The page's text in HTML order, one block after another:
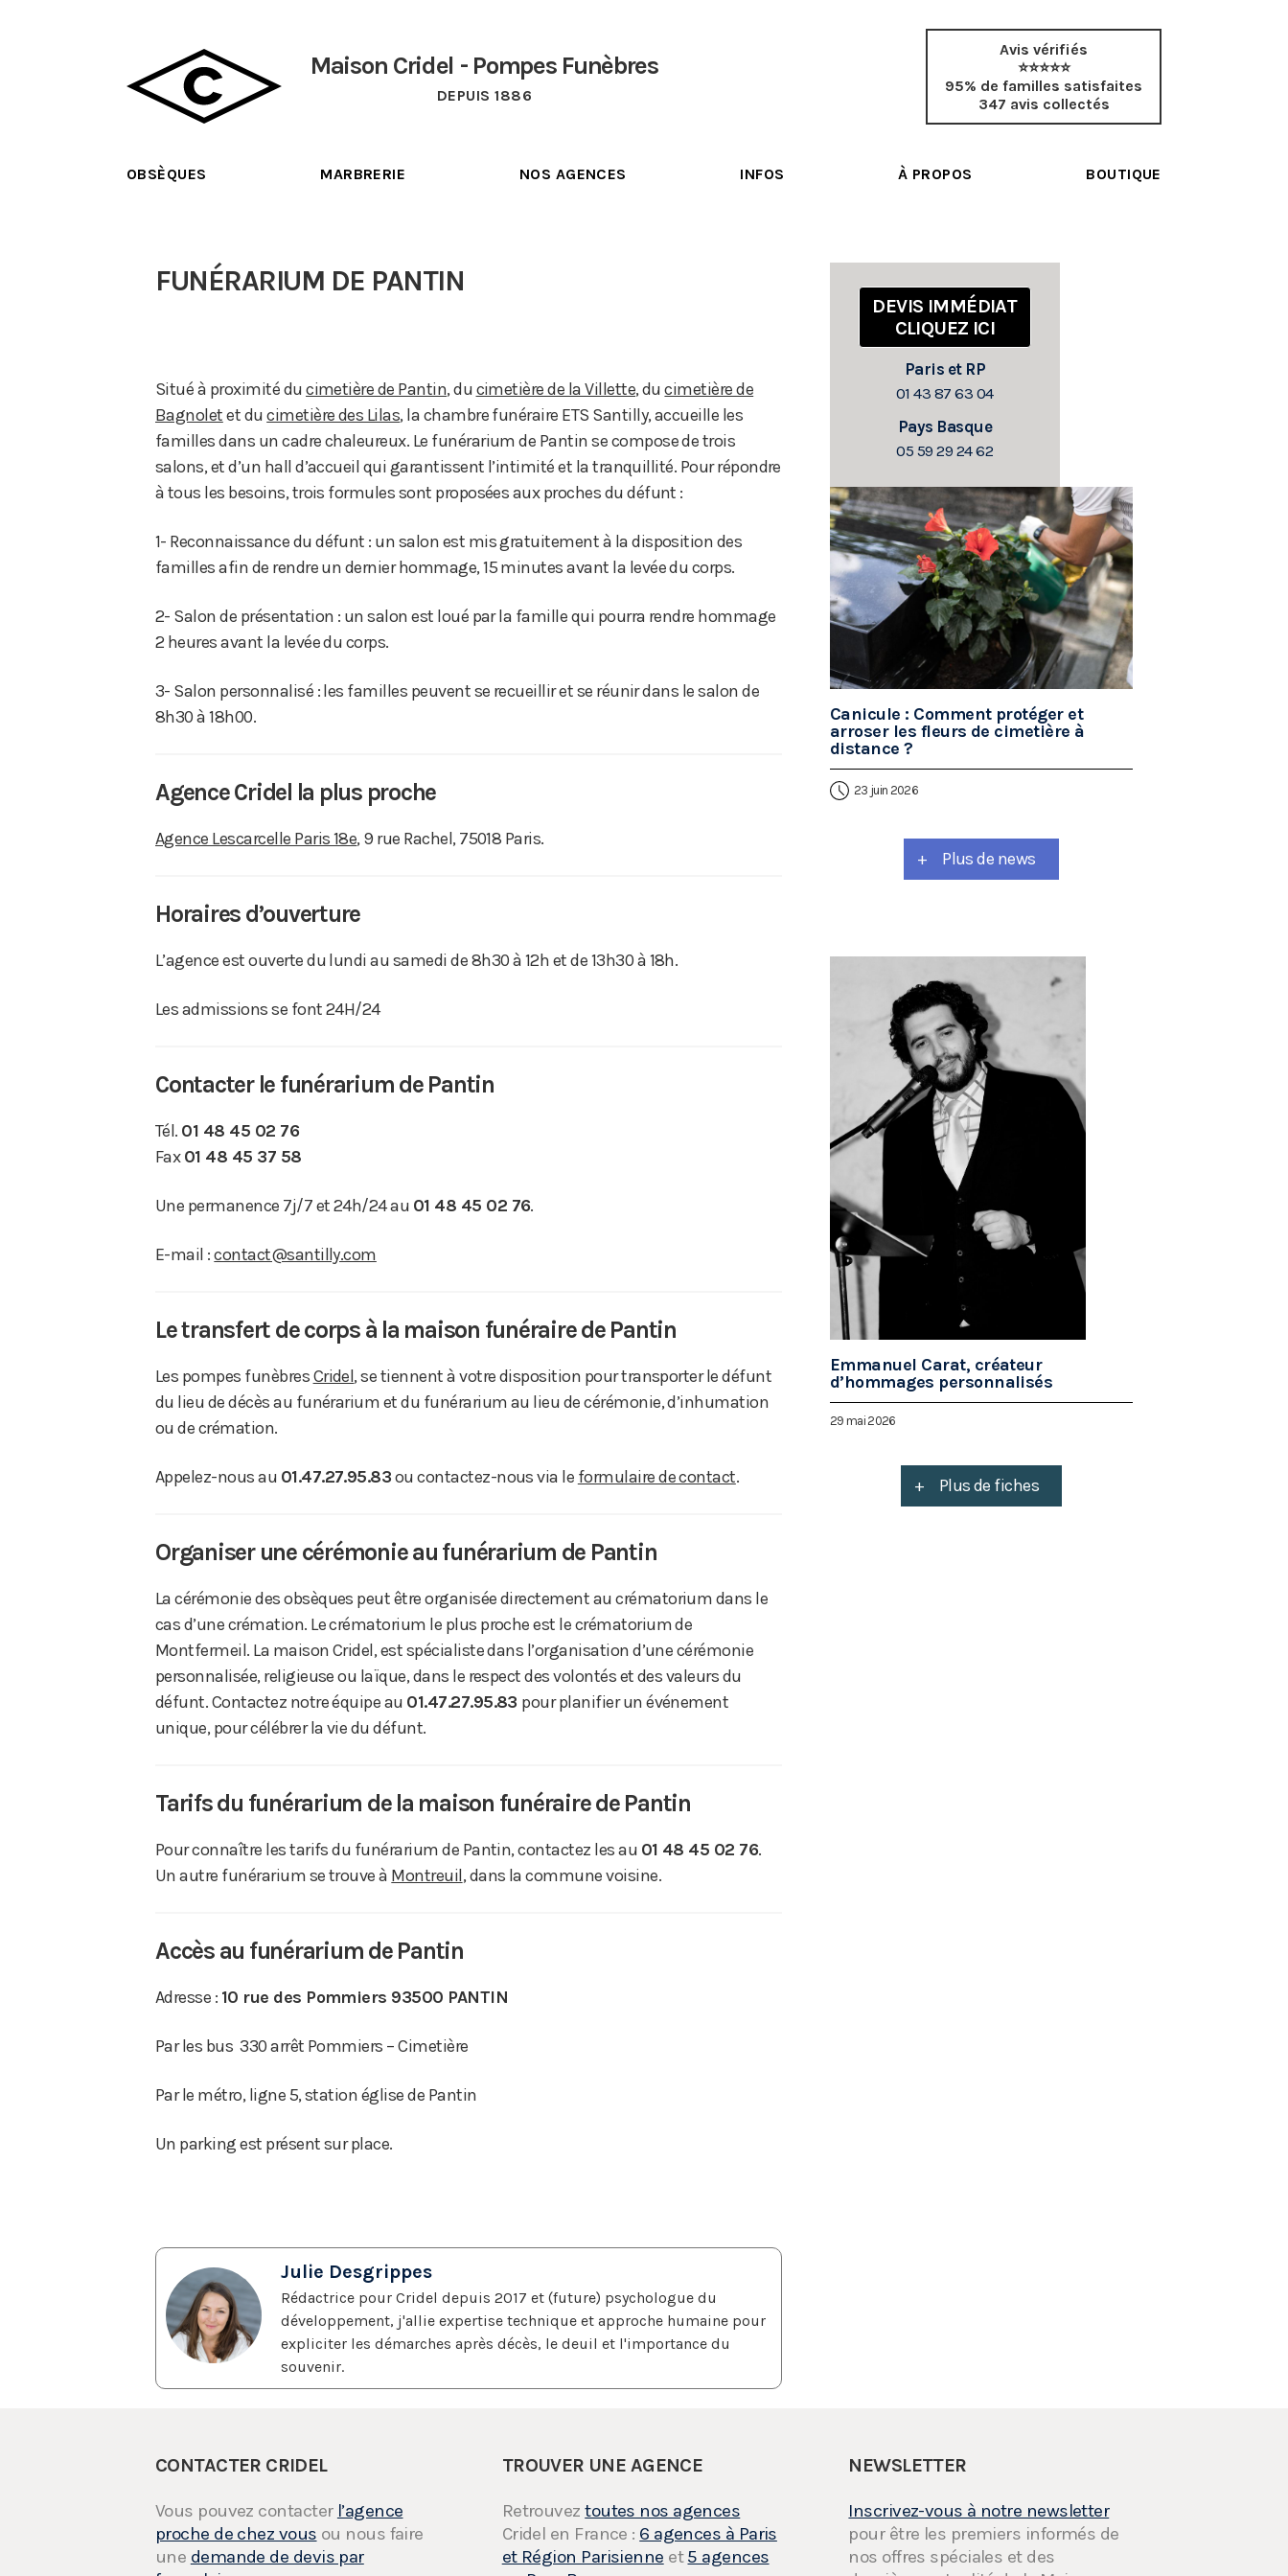
Maison Cridel - Pompes Funèbres
DEPUIS 1886
Avis vérifiés
⭐⭐⭐⭐⭐
95% de familles satisfaites
347 avis collectés
OBSÈQUES MARBRERIE NOS AGENCES INFOS À PROPOS BOUTIQUE
FUNÉRARIUM DE PANTIN
Situé à proximité ducimetière de Pantin, ducimetière de la Villette,ducimetière de
Bagnoletet ducimetière des Lilas, la chambre funéraire ETS Santilly, accueille les
familles dans un cadre chaleureux. Le funérarium de Pantin se compose de trois
salons, et d’un hall d’accueil qui garantissent l’intimité et la tranquillité. Pour répondre
à tous les besoins, trois formules sont proposées aux proches du défunt :
1- Reconnaissance du défunt : un salon est mis gratuitement à la disposition des
familles afin de rendre un dernier hommage, 15 minutes avant la levée du corps.
2- Salon de présentation : un salon est loué par la famille qui pourra rendre hommage
2 heures avant la levée du corps.
3- Salon personnalisé : les familles peuvent se recueillir et se réunir dans le salon de
8h30 à 18h00.
Agence Cridel la plus proche
Agence Lescarcelle Paris 18e, 9 rue Rachel, 75018 Paris.
Horaires d’ouverture
L’agence est ouverte du lundi au samedi de 8h30 à 12h et de 13h30 à 18h.
Les admissions se font 24H/24
Contacter le funérarium de Pantin
Tél. 01 48 45 02 76
Fax01 48 45 37 58
Une permanence 7j/7 et 24h/24 au 01 48 45 02 76.
E-mail :contact@santilly.com
Le transfert de corps à la maison funéraire de Pantin
Les pompes funèbresCridel, se tiennent à votre disposition pour transporter le défunt
du lieu de décès au funérarium et du funérarium au lieu de cérémonie, d’inhumation
ou de crémation.
Appelez-nous au 01.47.27.95.83ou contactez-nous via le formulaire de contact.
Organiser une cérémonie au funérarium de Pantin
La cérémonie des obsèques peut être organisée directement au crématorium dans le
cas d’une crémation. Le crématorium le plus proche est le crématorium de
Montfermeil. La maison Cridel, est spécialiste dans l’organisation d’une cérémonie
personnalisée, religieuse ou laïque, dans le respect des volontés et des valeurs du
défunt. Contactez notre équipe au 01.47.27.95.83 pour planifier un événement
unique, pour célébrer la vie du défunt.
Tarifs du funérarium de la maison funéraire de Pantin
Pour connaître les tarifs du funérarium de Pantin, contactez les au 01 48 45 02 76.
Un autre funérarium se trouve à Montreuil, dans la commune voisine.
Accès au funérarium de Pantin
Adresse : 10 rue des Pommiers 93500 PANTIN
Par les bus 330 arrêt Pommiers – Cimetière
Par le métro, ligne 5, station église de Pantin
Un parking est présent sur place.
Julie Desgrippes
Rédactrice pour Cridel depuis 2017 et (future) psychologue du
développement, j'allie expertise technique et approche humaine pour
expliciter les démarches après décès, le deuil et l'importance du
souvenir.
DEVIS IMMÉDIAT
CLIQUEZ ICI
Paris et RP
01 43 87 63 04
Pays Basque
05 59 29 24 62
Canicule : Comment protéger et
arroser les fleurs de cimetière à
distance ?
23 juin 2026
+ Plus de news
Emmanuel Carat, créateur
d’hommages personnalisés
29 mai 2026
+ Plus de fiches
CONTACTER CRIDEL
Vous pouvez contacter l’agence
proche de chez vous ou nous faire
une demande de devis par
TROUVER UNE AGENCE
Retrouveztoutes nos agences
Cridel en France : 6 agences à Paris
et Région Parisienne et5 agences
NEWSLETTER
Inscrivez-vous à notre newsletter
pour être les premiers informés de
nos offres spéciales et des